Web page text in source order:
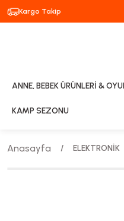
Kargo Takip
ANNE, BEBEK ÜRÜNLERİ &
KAMP SEZONU
Anasayfa ELEKTRONİK